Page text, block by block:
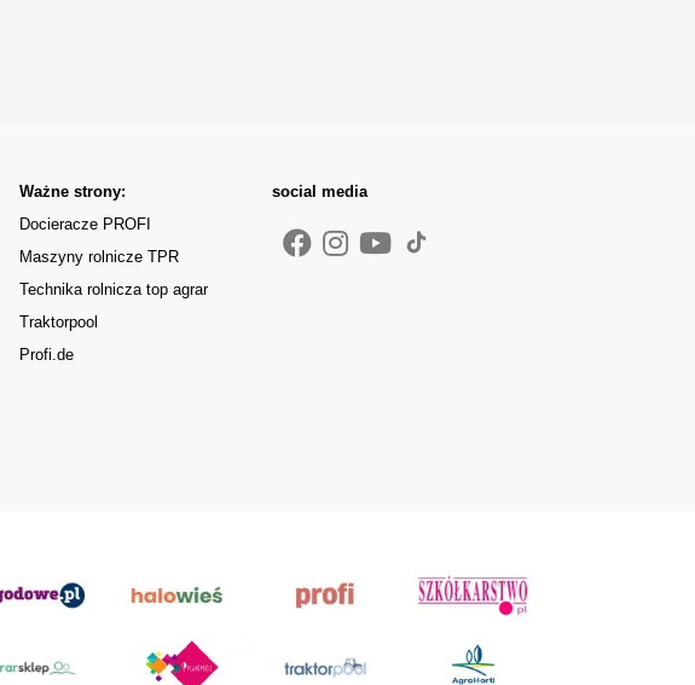
Ważne strony:
Docieracze PROFI
Maszyny rolnicze TPR
Technika rolnicza top agrar
Traktorpool
Profi.de
social media